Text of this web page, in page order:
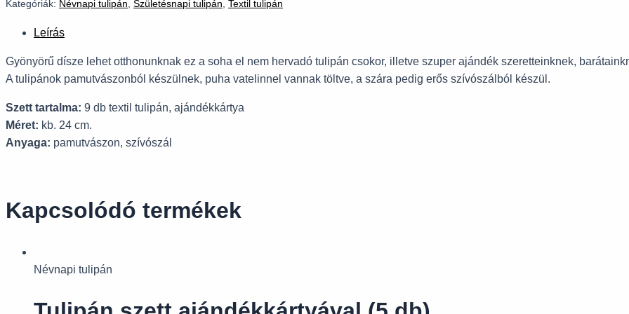
Kategóriák: Névnapi tulipán, Születésnapi tulipán, Textil tulipán
Leírás
Gyönyörű dísze lehet otthonunknak ez a soha el nem hervadó tulipán csokor, illetve szuper ajándék szeretteinknek,
A tulipánok pamutvászonból készülnek, puha vatelinnel vannak töltve, a szára pedig erős szívószálból készül.
Szett tartalma: 9 db textil tulipán, ajándékkártya
Méret: kb. 24 cm.
Anyaga: pamutvászon, szívószál
Kapcsolódó termékek
Névnapi tulipán